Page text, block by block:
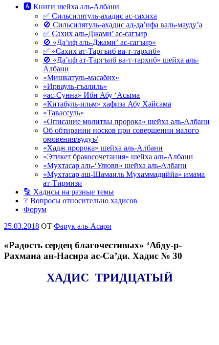
🅰 Книги шейха аль-Албани
✅ Сильсилятуль-ахадис ас-сахиха
🚫 Сильсилятуль-ахадис ад-да’ифа валь-мауду’а
✅ Сахих аль-Джами’ ас-сагъир
🚫 «Да’иф аль-Джами’ ас-сагъир»
✅ «Сахих ат-Таргъиб ва-т-тархиб»
🚫 «Да’иф ат-Таргъиб ва-т-тархиб» шейха аль-
Албани
«Мишкатуль-масабих»
«Ирвауль-гъалиль»
«ас-Сунна» Ибн Абу ‘Асыма
«Китабуль-ильм» хафиза Абу Хайсама
«Тавассуль»
«Описание молитвы пророка» шейха аль-Албани
Об обтирании носков при совершении малого
омовения/вудуъ/
«Хадж пророка» шейха аль-Албани
«Этикет бракосочетания» шейха аль-Албани
«Мухтасар аль-‘Улювв» шейха аль-Албани
«Мухтасар аш-Шамаиль Мухаммадиййа» имама
ат-Тирмизи
🔡 Хадисы на разные темы
❔ Вопросы относительно хадисов
Форум
Опубликовано
25.03.2018 OT Фарук аль-Асари
«Радость сердец благочестивых» ‘Абду-р-
Рахмана ан-Насира ас-Са’ди. Хадис № 30
ХАДИС ТРИДЦАТЫЙ